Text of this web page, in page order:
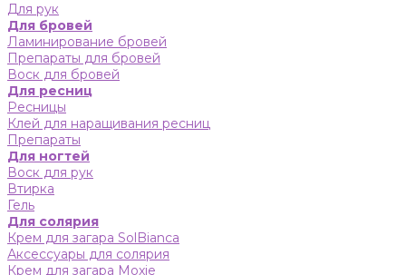
Для рук
Для бровей
Ламинирование бровей
Препараты для бровей
Воск для бровей
Для ресниц
Ресницы
Клей для наращивания ресниц
Препараты
Для ногтей
Воск для рук
Втирка
Гель
Для солярия
Крем для загара SolBianca
Аксессуары для солярия
Крем для загара Moxie